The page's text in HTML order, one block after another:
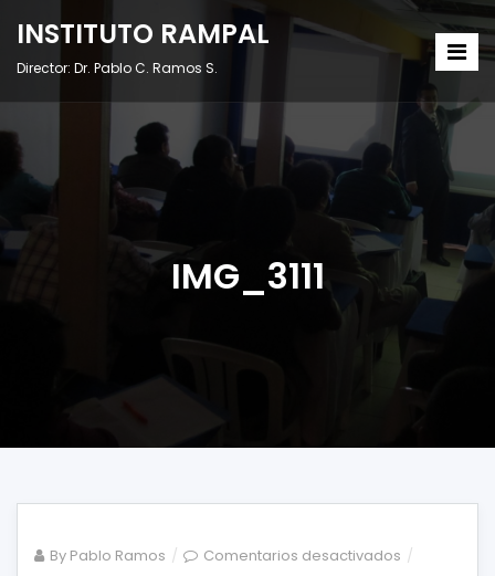
INSTITUTO RAMPAL
Director: Dr. Pablo C. Ramos S.
IMG_3111
By Pablo Ramos Comentarios desactivados en